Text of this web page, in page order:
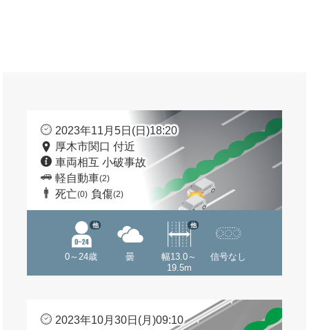
2023年11月5日(日)18:20
厚木市関口 付近
車両相互 小破事故
軽自動車(2)
死亡(0) 負傷(2)
0～24歳
他
曇
幅13.0～
19.5m
他
信号なし
2023年10月30日(月)09:10